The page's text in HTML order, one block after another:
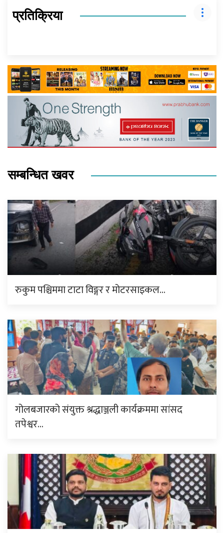
प्रतिक्रिया
सम्बन्धित खवर
रुकुम पश्चिममा टाटा विङ्गर र मोटरसाइकल…
गोलबजारको संयुक्त श्रद्धाञ्जली कार्यक्रममा सांसद
तपेश्वर…